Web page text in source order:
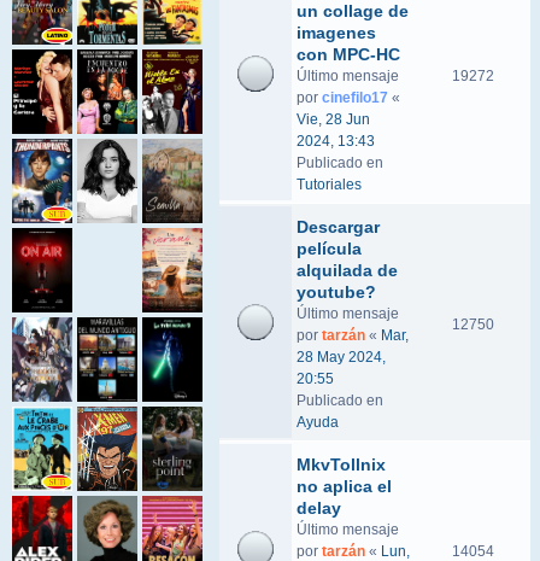
un collage de
imagenes
con MPC-HC
Último mensaje
por cinefilo17 «
Vie, 28 Jun
2024, 13:43
Publicado en
Tutoriales
19272
Descargar
película
alquilada de
youtube?
Último mensaje
por tarzán « Mar,
28 May 2024,
20:55
Publicado en
Ayuda
12750
MkvTollnix
no aplica el
delay
Último mensaje
por tarzán « Lun,
14054